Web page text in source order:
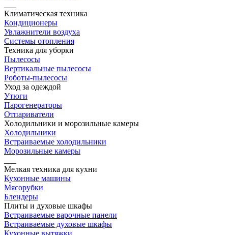
Климатическая техника
Кондиционеры
Увлажнители воздуха
Системы отопления
Техника для уборки
Пылесосы
Вертикальные пылесосы
Роботы-пылесосы
Уход за одеждой
Утюги
Парогенераторы
Отпариватели
Холодильники и морозильные камеры
Холодильники
Встраиваемые холодильники
Морозильные камеры
Мелкая техника для кухни
Кухонные машины
Мясорубки
Блендеры
Плиты и духовые шкафы
Встраиваемые варочные панели
Встраиваемые духовые шкафы
Кухонные вытяжки